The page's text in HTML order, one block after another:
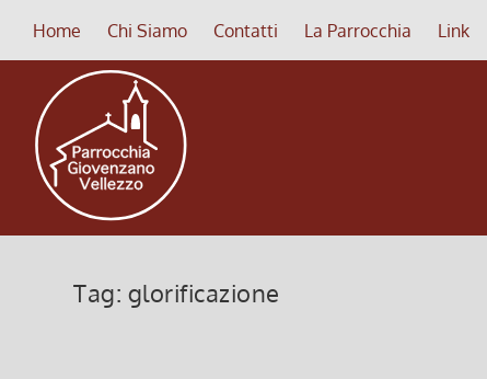
Home Chi Siamo Contatti La Parrocchia Link
Tag: glorificazione